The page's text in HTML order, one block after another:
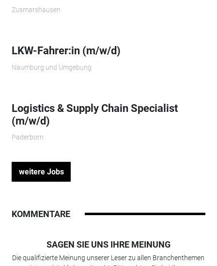
Zusmarshausen
LKW-Fahrer:in (m/w/d)
Naumburg und Umgebung
Logistics & Supply Chain Specialist
(m/w/d)
Paderborn
weitere Jobs
KOMMENTARE
SAGEN SIE UNS IHRE MEINUNG
Die qualifizierte Meinung unserer Leser zu allen Branchenthemen